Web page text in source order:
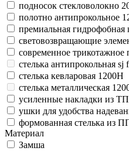
подносок стекловолокно
полотно антипрокольное
премиальная гидрофобная
световозвращающие
современное
стелька антипрокольная sj
стелька кевларовая 1200Н
стелька металлическая
усиленные накладки из
ушки для удобства
формованная стелька из
Материал
Замша